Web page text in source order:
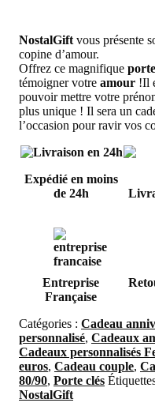
NostalGift vous présente
copine d’amour.
Offrez ce magnifique
témoigner votre amour !Il
pouvoir mettre votre
plus unique ! Il sera un
l’occasion pour ravir vos
Expédié en moins
de 24h
Entreprise
Française
Catégories : Cadeau
personnalisé, Cadeaux
Cadeaux personnalisés
euros, Cadeau couple,
80/90, Porte clés
NostalGift